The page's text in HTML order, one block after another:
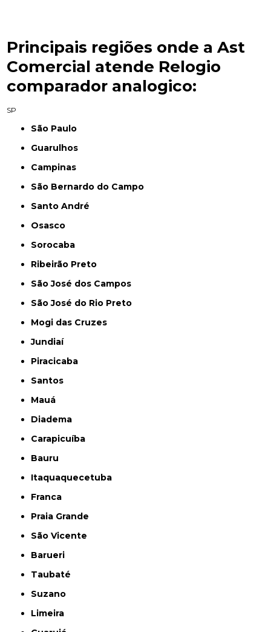
Principais regiões onde a Ast
Comercial atende Relogio
comparador analogico:
SP
São Paulo
Guarulhos
Campinas
São Bernardo do Campo
Santo André
Osasco
Sorocaba
Ribeirão Preto
São José dos Campos
São José do Rio Preto
Mogi das Cruzes
Jundiaí
Piracicaba
Santos
Mauá
Diadema
Carapicuíba
Bauru
Itaquaquecetuba
Franca
Praia Grande
São Vicente
Barueri
Taubaté
Suzano
Limeira